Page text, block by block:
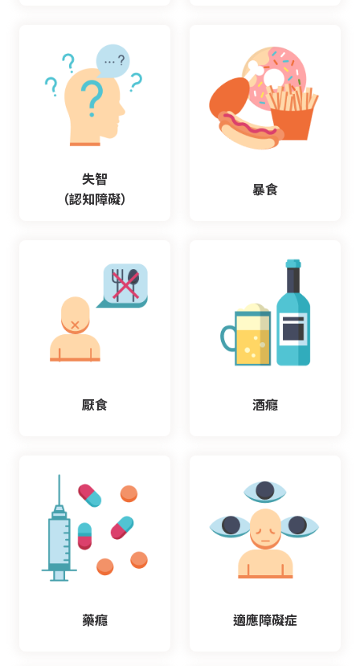
失智
（認知障礙）
暴食
厭食 酒癮
藥癮 適應障礙症